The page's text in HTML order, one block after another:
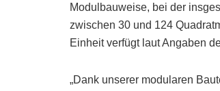
Modulbauweise, bei der
zwischen 30 und 124
Einheit verfügt laut Angaben
„Dank unserer modularen